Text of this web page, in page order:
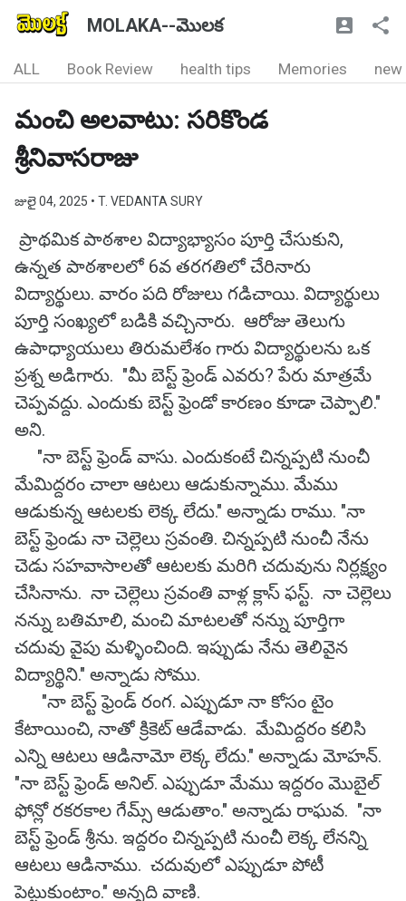
MOLAKA--మొలక
ALL Book Review health tips Memories new
మంచి అలవాటు: సరికొండ
శ్రీనివాసరాజు
జులై 04, 2025 • T. VEDANTA SURY
ప్రాథమిక పాఠశాల విద్యాభ్యాసం పూర్తి చేసుకుని,
ఉన్నత పాఠశాలలో 6వ తరగతిలో చేరినారు
విద్యార్థులు. వారం పది రోజులు గడిచాయి. విద్యార్థులు
పూర్తి సంఖ్యలో బడికి వచ్చినారు. ఆరోజు తెలుగు
ఉపాధ్యాయులు తిరుమలేశం గారు విద్యార్థులను ఒక
ప్రశ్న అడిగారు. "మీ బెస్ట్ ఫ్రెండ్ ఎవరు? పేరు మాత్రమే
చెప్పవద్దు. ఎందుకు బెస్ట్ ఫ్రెండో కారణం కూడా చెప్పాలి."
అని.
"నా బెస్ట్ ఫ్రెండ్ వాసు. ఎందుకంటే చిన్నప్పటి నుంచీ
మేమిద్దరం చాలా ఆటలు ఆడుకున్నాము. మేము
ఆడుకున్న ఆటలకు లెక్క లేదు." అన్నాడు రాము. "నా
బెస్ట్ ఫ్రెండు నా చెల్లెలు స్రవంతి. చిన్నప్పటి నుంచీ నేను
చెడు సహవాసాలతో ఆటలకు మరిగి చదువును నిర్లక్ష్యం
చేసినాను. నా చెల్లెలు స్రవంతి వాళ్ల క్లాస్ ఫస్ట్. నా చెల్లెలు
నన్ను బతిమాలి, మంచి మాటలతో నన్ను పూర్తిగా
చదువు వైపు మళ్ళించింది. ఇప్పుడు నేను తెలివైన
విద్యార్థిని." అన్నాడు సోము.
"నా బెస్ట్ ఫ్రెండ్ రంగ. ఎప్పుడూ నా కోసం టైం
కేటాయించి, నాతో క్రికెట్ ఆడేవాడు. మేమిద్దరం కలిసి
ఎన్ని ఆటలు ఆడినామో లెక్క లేదు." అన్నాడు మోహన్.
"నా బెస్ట్ ఫ్రెండ్ అనిల్. ఎప్పుడూ మేము ఇద్దరం మొబైల్
ఫోన్లో రకరకాల గేమ్స్ ఆడుతాం." అన్నాడు రాఘవ. "నా
బెస్ట్ ఫ్రెండ్ శ్రీను. ఇద్దరం చిన్నప్పటి నుంచీ లెక్క లేనన్ని
ఆటలు ఆడినాము. చదువులో ఎప్పుడూ పోటీ
పెట్టుకుంటాం." అన్నది వాణి.